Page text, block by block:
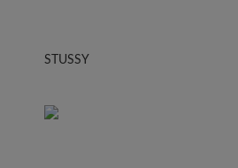
STUSSY